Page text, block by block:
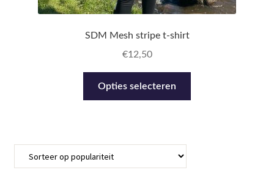
SDM Mesh stripe t-shirt
€12,50
Opties selecteren